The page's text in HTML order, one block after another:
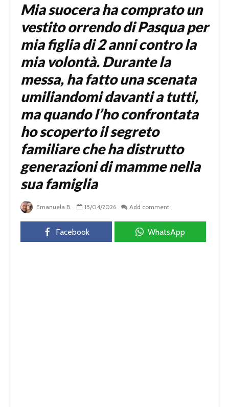
Mia suocera ha comprato un
vestito orrendo di Pasqua per
mia figlia di 2 anni contro la
mia volontà. Durante la
messa, ha fatto una scenata
umiliandomi davanti a tutti,
ma quando l’ho confrontata
ho scoperto il segreto
familiare che ha distrutto
generazioni di mamme nella
sua famiglia
Emanuela B. 15/04/2026 Add comment
Facebook WhatsApp